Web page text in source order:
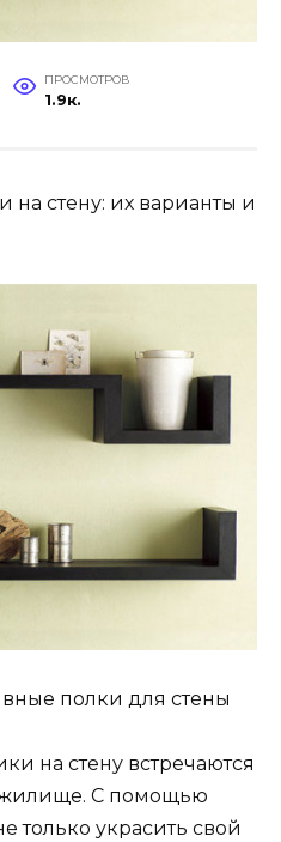
ПРОСМОТРОВ
1.9к.
стену: их варианты и
полки для стены
на стену встречаются
С помощью
только украсить свой